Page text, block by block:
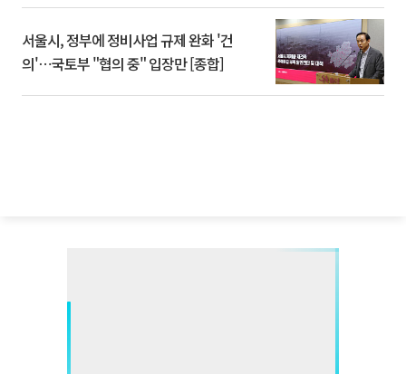
서울시, 정부에 정비사업 규제 완화 '건
의'⋯국토부 "협의 중" 입장만 [종합]